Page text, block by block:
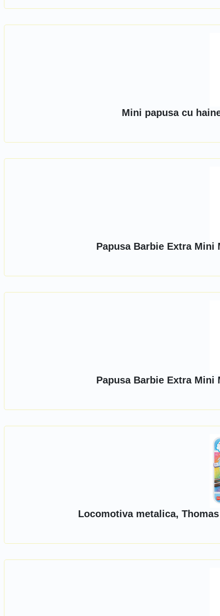
Mini papusa cu
Papusa Barbie Extra Mini
Papusa Barbie Extra Mini
Locomotiva metalica,